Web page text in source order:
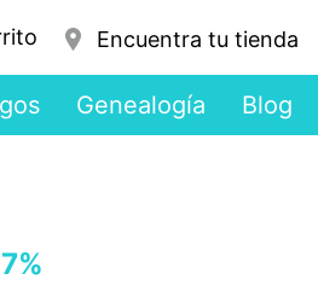
Encuentra tu tienda
Genealogía Blog